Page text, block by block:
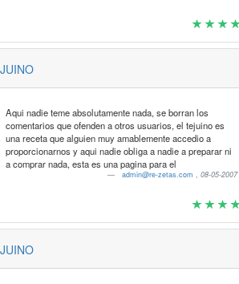
Aqui nadie teme absolutamente nada, se borran los
comentarios que ofenden a otros usuarios, el tejuino es
una receta que alguien muy amablemente accedio a
proporcionarnos y aqui nadie obliga a nadie a preparar ni
a comprar nada, esta es una pagina para el
admin@re-zetas.com,08-05-2007